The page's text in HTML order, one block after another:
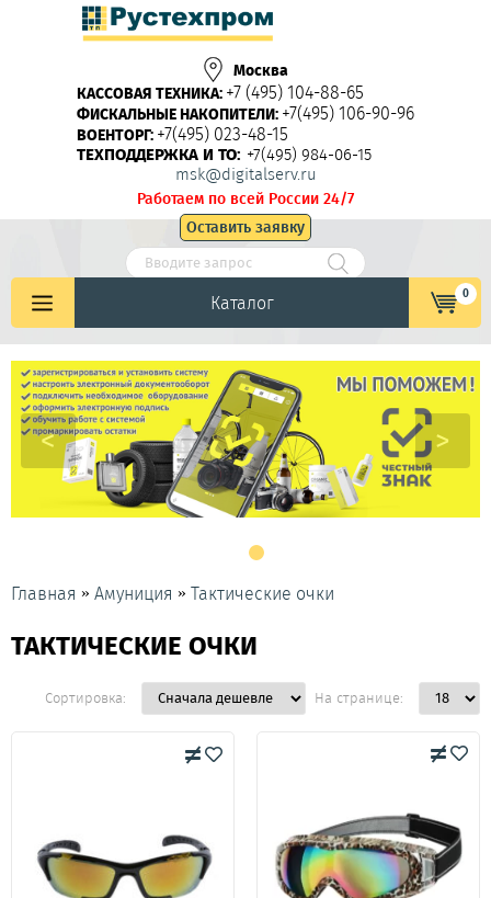
Москва
КАССОВАЯ ТЕХНИКА: +7 (495) 104-88-65
ФИСКАЛЬНЫЕ НАКОПИТЕЛИ: +7(495) 106-90-96
ВОЕНТОРГ: +7(495) 023-48-15
ТЕХПОДДЕРЖКА И ТО: +7(495) 984-06-15
msk@digitalserv.ru
Работаем по всей России 24/7
Оставить заявку
Каталог 0
< >
Главная » Амуниция » Тактические очки
ТАКТИЧЕСКИЕ ОЧКИ
Сортировка: На странице: